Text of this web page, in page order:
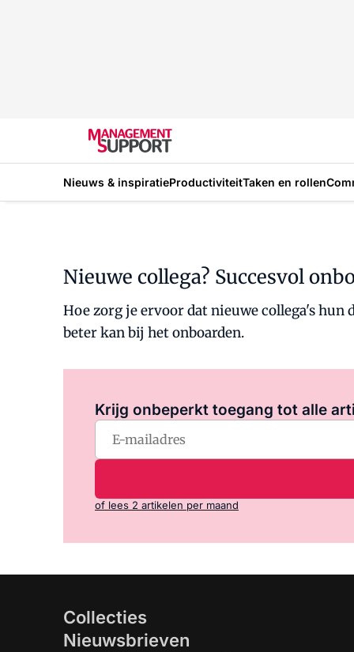
Nieuws & inspiratieProductiviteitTaken en rollen
Nieuwe collega? Succesvol
Hoe zorg je ervoor dat nieuwe collega's
beter kan bij het onboarden.
Krijg onbeperkt toegang tot alle
of lees 2 artikelen per maand
Collecties
Nieuwsbrieven